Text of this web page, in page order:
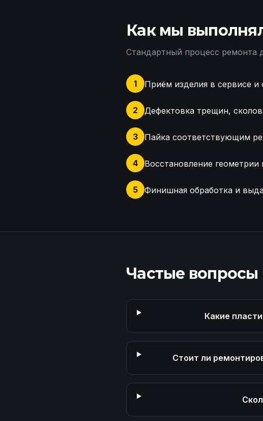
Как мы
Стандартный процесс ремонта
1 Приём изделия в сервисе и
2 Дефектовка трещин,
3 Пайка соответствующим
4 Восстановление
5
Финишная обработка и
Частые вопросы
Какие
Стоит ли